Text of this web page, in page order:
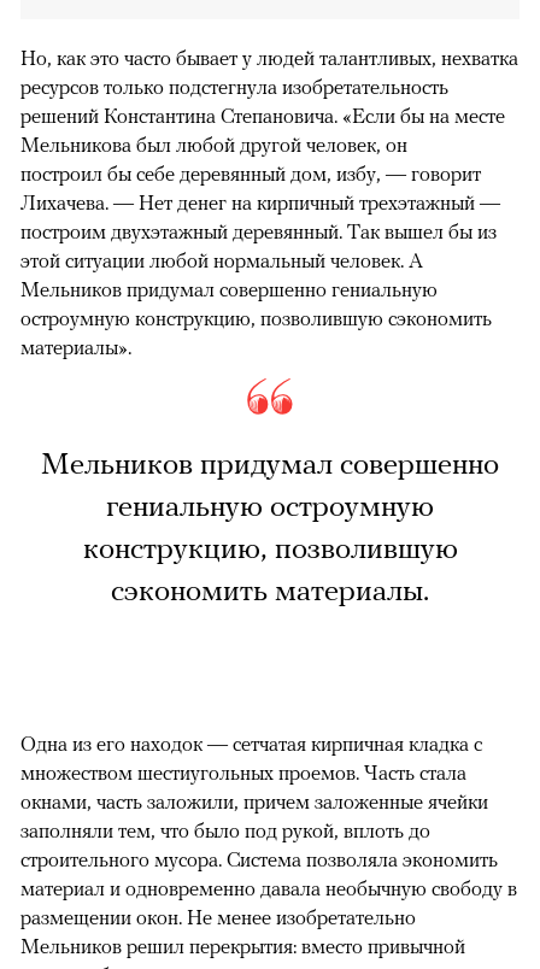
Но, как это часто бывает у людей талантливых, нехватка
ресурсов только подстегнула изобретательность
решений Константина Степановича. «Если бы на месте
Мельникова был любой другой человек, он
построил бы себе деревянный дом, избу, — говорит
Лихачева. — Нет денег на кирпичный трехэтажный —
построим двухэтажный деревянный. Так вышел бы из
этой ситуации любой нормальный человек. А
Мельников придумал совершенно гениальную
остроумную конструкцию, позволившую сэкономить
материалы».
Мельников придумал совершенно
гениальную остроумную
конструкцию, позволившую
сэкономить материалы.
Одна из его находок — сетчатая кирпичная кладка с
множеством шестиугольных проемов. Часть стала
окнами, часть заложили, причем заложенные ячейки
заполняли тем, что было под рукой, вплоть до
строительного мусора. Система позволяла экономить
материал и одновременно давала необычную свободу в
размещении окон. Не менее изобретательно
Мельников решил перекрытия: вместо привычной